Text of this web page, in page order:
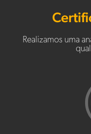
Realizamos uma